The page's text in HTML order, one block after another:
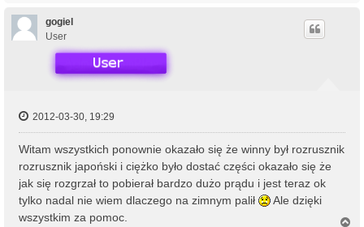
gogiel
User
2012-03-30, 19:29
Witam wszystkich ponownie okazało się że winny był rozrusznik
rozrusznik japoński i ciężko było dostać części okazało się że
jak się rozgrzał to pobierał bardzo dużo prądu i jest teraz ok
tylko nadal nie wiem dlaczego na zimnym palił
Ale dzięki
wszystkim za pomoc.